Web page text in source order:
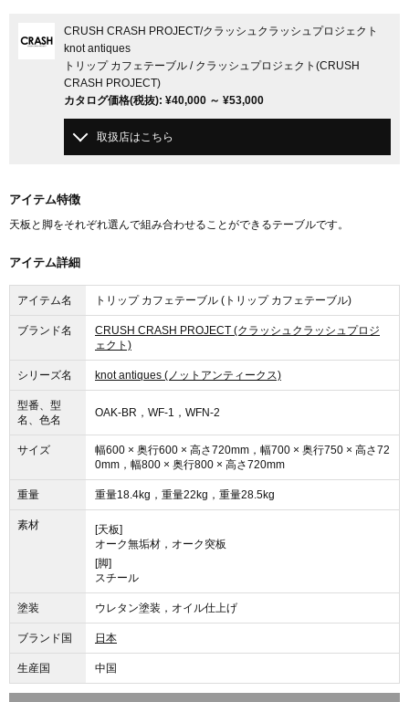
CRUSH CRASH PROJECT/クラッシュクラッシュプロジェクト
knot antiques
トリップ カフェテーブル / クラッシュプロジェクト(CRUSH
CRASH PROJECT)
カタログ価格(税抜): ¥40,000 ～ ¥53,000
取扱店はこちら
アイテム特徴
天板と脚をそれぞれ選んで組み合わせることができるテーブルです。
アイテム詳細
アイテム名 トリップ カフェテーブル (トリップ カフェテーブル)
ブランド名
CRUSH CRASH PROJECT (クラッシュクラッシュプロジ
ェクト)
シリーズ名 knot antiques (ノットアンティークス)
型番、型
名、色名
OAK-BR，WF-1，WFN-2
サイズ
幅600 × 奥行600 × 高さ720mm，幅700 × 奥行750 × 高さ72
0mm，幅800 × 奥行800 × 高さ720mm
重量 重量18.4kg，重量22kg，重量28.5kg
素材
[天板]
オーク無垢材，オーク突板
[脚]
スチール
塗装 ウレタン塗装，オイル仕上げ
ブランド国 日本
生産国 中国